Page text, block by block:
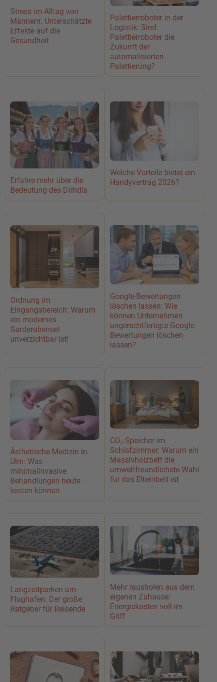
Stress im Alltag von
Männern: Unterschätzte
Effekte auf die
Gesundheit
Palettierroboter in der
Logistik: Sind
Palettierroboter die
Zukunft der
automatisierten
Palettierung?
Erfahre mehr über die
Bedeutung des Dirndls
Welche Vorteile bietet ein
Handyvertrag 2026?
Ordnung im
Eingangsbereich: Warum
ein modernes
Garderobenset
unverzichtbar ist!
Google-Bewertungen
löschen lassen: Wie
können Unternehmen
ungerechtfertigte Google-
Bewertungen löschen
lassen?
Ästhetische Medizin in
Ulm: Was
minimalinvasive
Behandlungen heute
leisten können
CO₂-Speicher im
Schlafzimmer: Warum ein
Massivholzbett die
umweltfreundlichste Wahl
für das Elternbett ist
Langzeitparken am
Flughafen: Der große
Ratgeber für Reisende
Mehr rausholen aus dem
eigenen Zuhause:
Energiekosten voll im
Griff